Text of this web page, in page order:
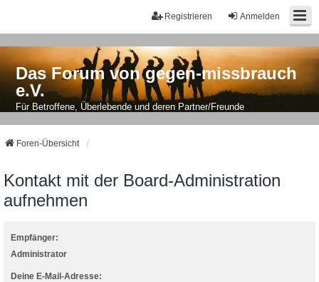
Anmelden
Registrieren
Das Forum von gegen-missbrauch
e.V.
Für Betroffene, Überlebende und deren Partner/Freunde
Foren-Übersicht
Kontakt mit der Board-Administration
aufnehmen
Empfänger:
Administrator
Deine E-Mail-Adresse: